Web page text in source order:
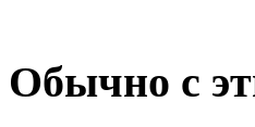
Обычно с